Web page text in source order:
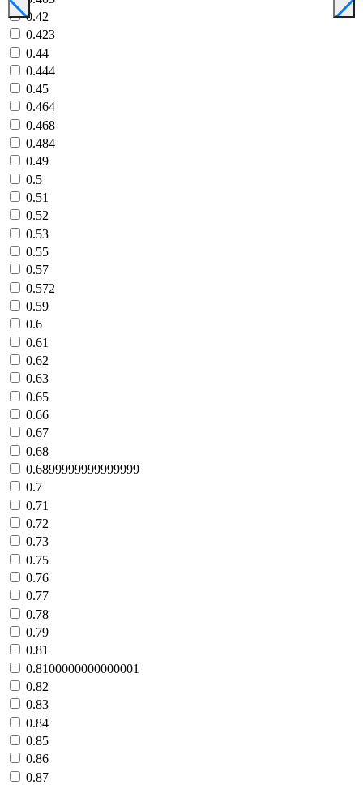
0.42
0.423
0.44
0.444
0.45
0.464
0.468
0.484
0.49
0.5
0.51
0.52
0.53
0.55
0.57
0.572
0.59
0.6
0.61
0.62
0.63
0.65
0.66
0.67
0.68
0.6899999999999999
0.7
0.71
0.72
0.73
0.75
0.76
0.77
0.78
0.79
0.81
0.8100000000000001
0.82
0.83
0.84
0.85
0.86
0.87